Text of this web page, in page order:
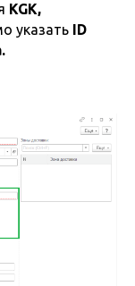
KGK,
указать ID